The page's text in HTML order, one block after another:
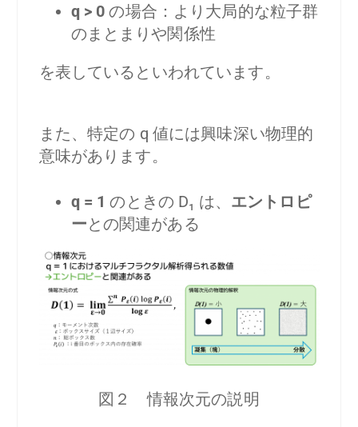
q > 0 の場合：より大局的な粒子群
のまとまりや関係性
を表しているといわれています。
また、特定の q 値には興味深い物理的
意味があります。
q = 1のときの D₁ は、 エントロピ
ーとの関連がある
図２ 情報次元の説明